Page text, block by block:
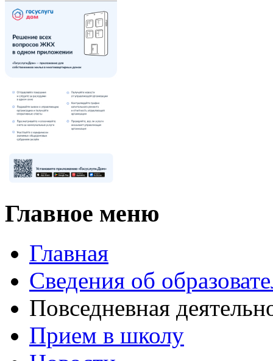
Главное меню
Главная
Сведения об
Повседневная
Прием в школу